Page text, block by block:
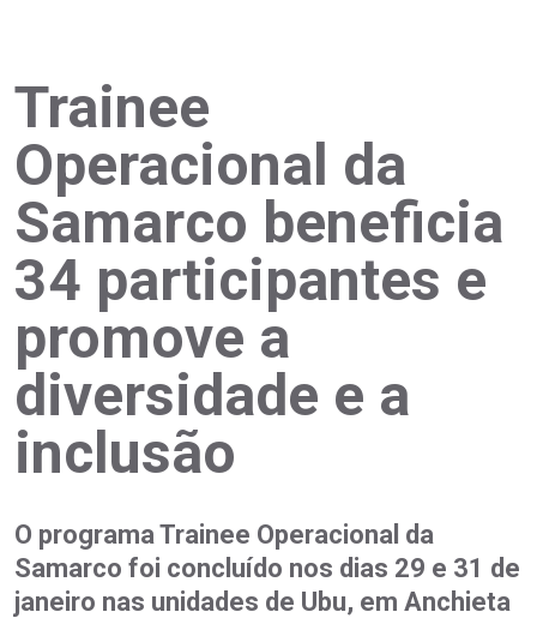
Trainee
Operacional da
Samarco beneficia
34 participantes e
promove a
diversidade e a
inclusão
O programa Trainee Operacional da
Samarco foi concluído nos dias 29 e 31 de
janeiro nas unidades de Ubu, em Anchieta